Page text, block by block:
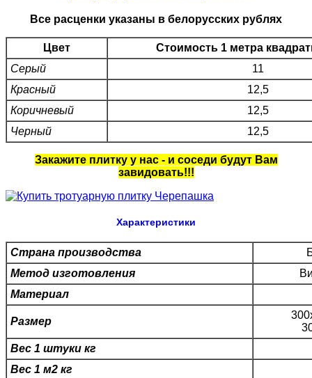
Все расценки указаны в белорусских рублях
Цвет
Стоимость 1 метра
Серый
11
Красный
12,5
Коричневый
12,5
Черный
12,5
Закажите плитку у нас - и соседи будут Вам
завидовать!!!
Характеристики
Страна производства
Метод изготовления
Материал
Размер
Вес 1 штуки кг
Вес 1 м2 кг